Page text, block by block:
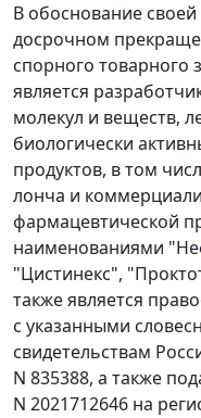
В обоснование
досрочном
спорного товарного
является
молекул и веществ,
биологически
продуктов, в том
лонча и
фармацевтической
наименованиями
"Цистинекс",
также является
с указанными
свидетельствам
N 835388, а также
N 2021712646 на